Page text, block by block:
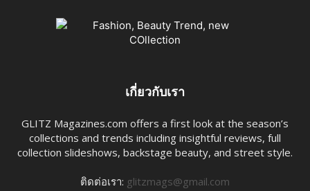
เกี่ยวกับเรา
GLITZ Magazines.com offers a first look at the season’s
collections and trends including insightful reviews, full
collection slideshows, backstage beauty, and street style.
ติดต่อเรา: glitzmags@gmail.com